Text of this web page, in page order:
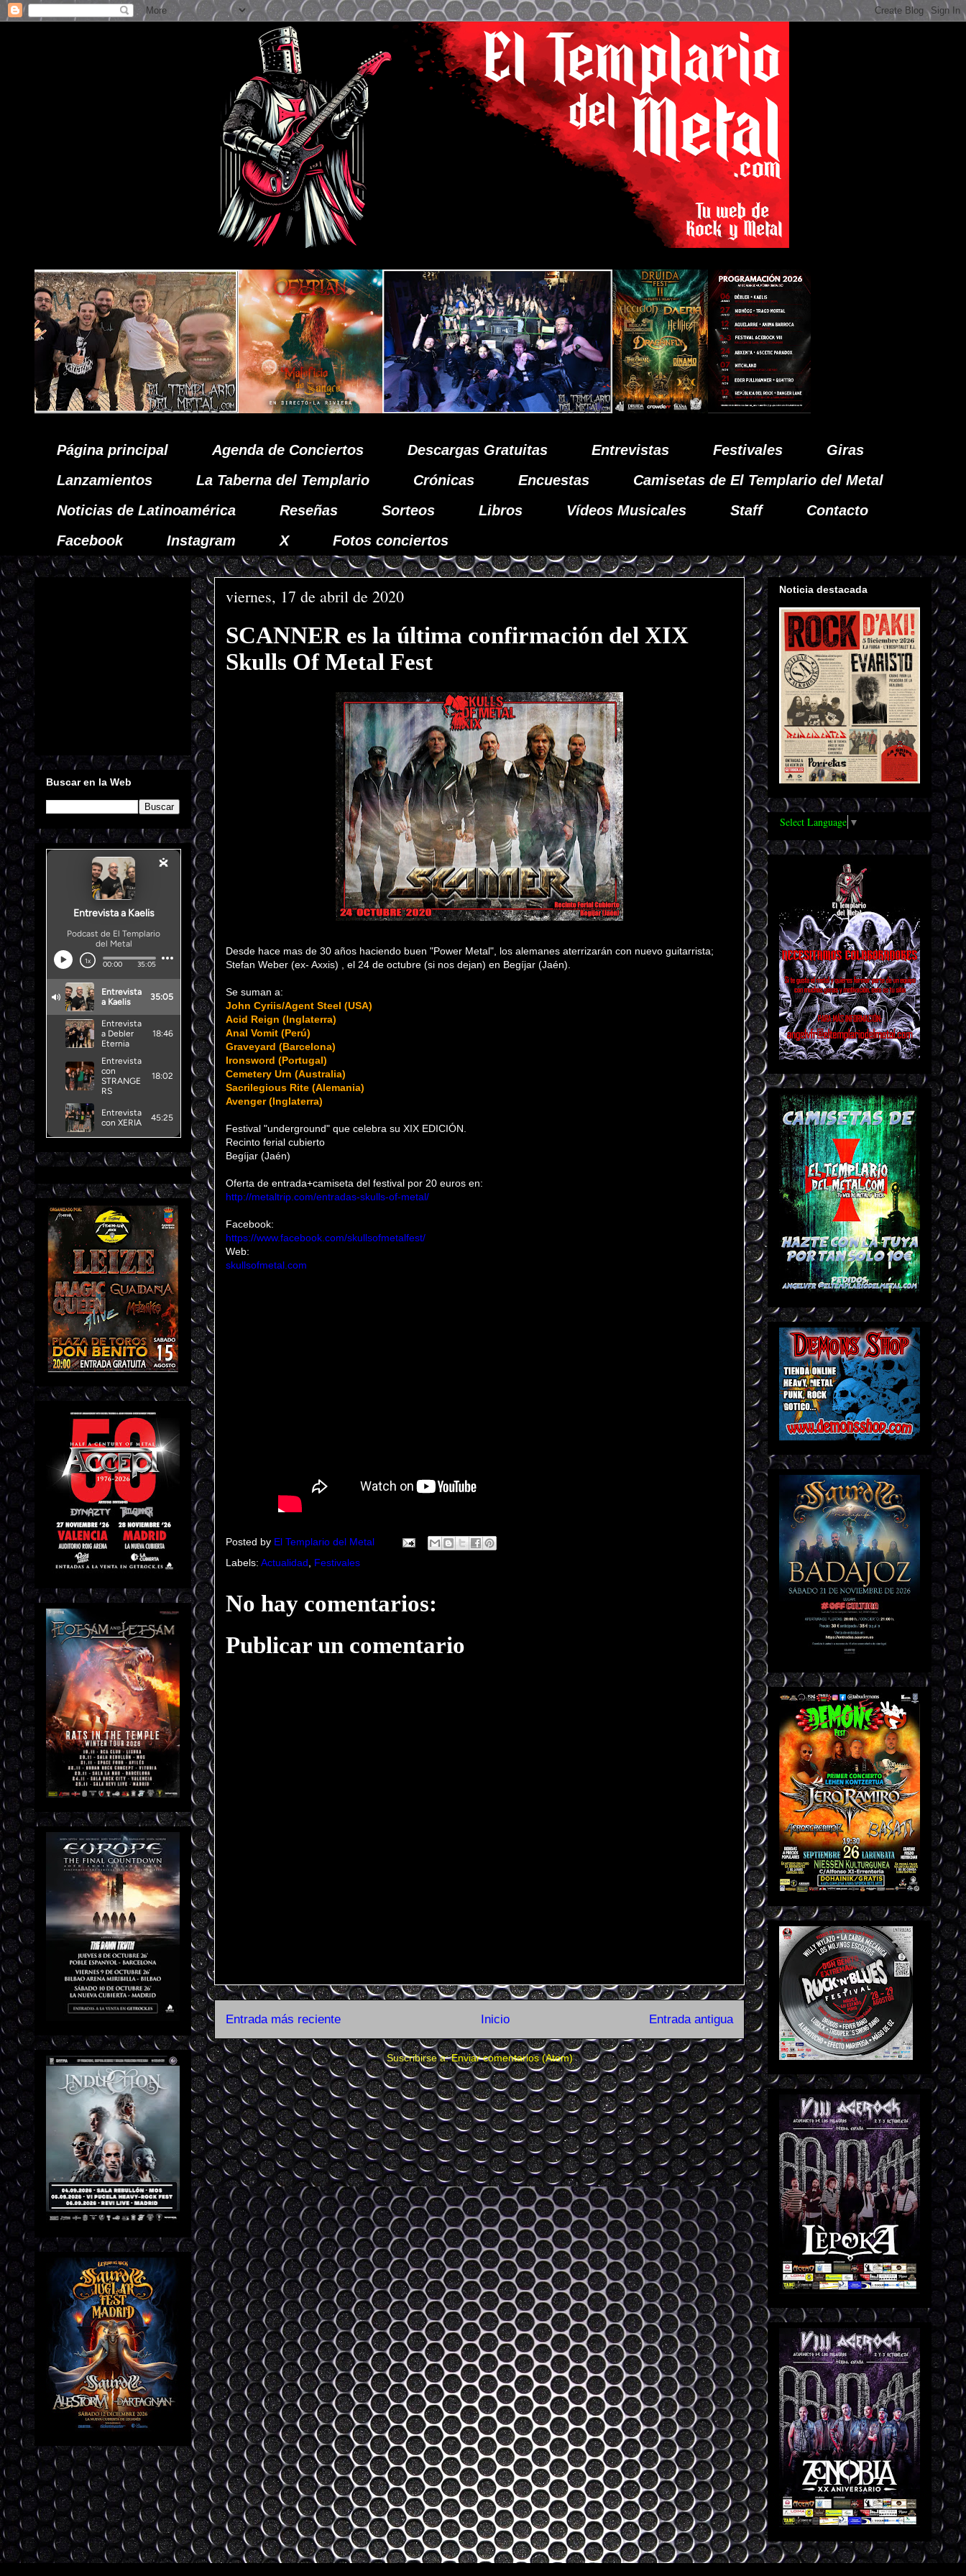
Página principal Agenda de Conciertos Descargas Gratuitas Entrevistas Festivales
Giras
Lanzamientos
La Taberna del Templario Crónicas Encuestas
Camisetas de El Templario del Metal
Noticias de Latinoamérica
Reseñas Sorteos Libros Vídeos Musicales Staff
Contacto
Facebook
Instagram X Fotos conciertos
viernes, 17 de abril de 2020
SCANNER es la última confirmación del XIX
Skulls Of Metal Fest
Desde hace mas de 30 años haciendo buen "Power Metal", los alemanes aterrizarán con nuevo guitarrista;
Stefan Weber (ex- Axxis) , el 24 de octubre (si nos dejan) en Begíjar (Jaén).
Se suman a:
John Cyriis/Agent Steel (USA)
Acid Reign (Inglaterra)
Anal Vomit (Perú)
Graveyard (Barcelona)
Ironsword (Portugal)
Cemetery Urn (Australia)
Sacrilegious Rite (Alemania)
Avenger (Inglaterra)
Festival "underground" que celebra su XIX EDICIÓN.
Recinto ferial cubierto
Begíjar (Jaén)
Oferta de entrada+camiseta del festival por 20 euros en:
http://metaltrip.com/entradas-skulls-of-metal/
Facebook:
https://www.facebook.com/skullsofmetalfest/
Web:
skullsofmetal.com
Posted by El Templario del Metal
Labels: Actualidad Festivales
No hay comentarios:
Publicar un comentario
Entrada más reciente Entrada antigua
Inicio
Suscribirse a:Enviar comentarios (Atom)
Buscar en la Web
Noticia destacada
Select Language ▼